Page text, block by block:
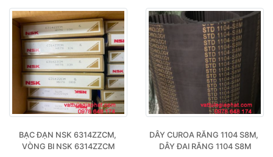
BẠC ĐẠN NSK 6314ZZCM,
VÒNG BI NSK 6314ZZCM
DÂY CUROA RĂNG 1104 S8M,
DÂY ĐAI RĂNG 1104 S8M